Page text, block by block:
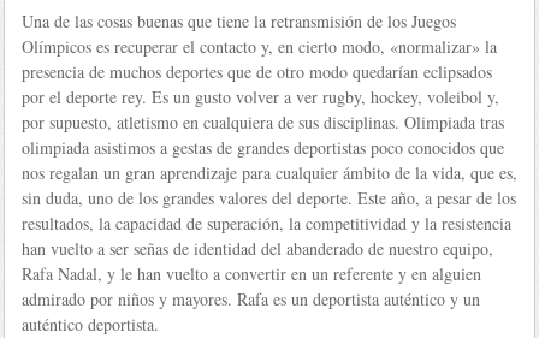
Una de las cosas buenas que tiene la retransmisión de los Juegos
Olímpicos es recuperar el contacto y, en cierto modo, «normalizar» la
presencia de muchos deportes que de otro modo quedarían eclipsados
por el deporte rey. Es un gusto volver a ver rugby, hockey, voleibol y,
por supuesto, atletismo en cualquiera de sus disciplinas. Olimpiada tras
olimpiada asistimos a gestas de grandes deportistas poco conocidos que
nos regalan un gran aprendizaje para cualquier ámbito de la vida, que es,
sin duda, uno de los grandes valores del deporte. Este año, a pesar de los
resultados, la capacidad de superación, la competitividad y la resistencia
han vuelto a ser señas de identidad del abanderado de nuestro equipo,
Rafa Nadal, y le han vuelto a convertir en un referente y en alguien
admirado por niños y mayores. Rafa es un deportista auténtico y un
auténtico deportista.